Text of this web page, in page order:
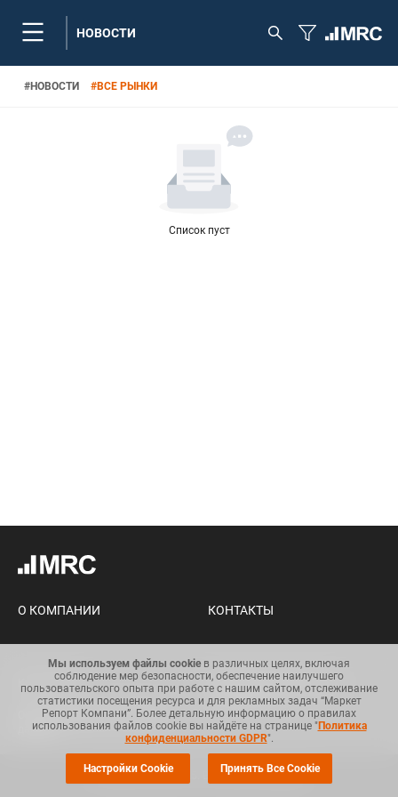
НОВОСТИ
#НОВОСТИ #ВСЕ РЫНКИ
Список пуст
О КОМПАНИИ КОНТАКТЫ
Карта сайта
Условия использования
информации
Общий регламент по защите
данных
© Copyright 2008-2025. Все права защищены.
Мы используем файлы cookie в различных целях, включая
соблюдение мер безопасности, обеспечение наилучшего
пользовательского опыта при работе с нашим сайтом, отслеживание
статистики посещения ресурса и для рекламных задач “Маркет
Репорт Компани”. Более детальную информацию о правилах
использования файлов cookie вы найдёте на странице " Политика
конфиденциальности GDPR".
Настройки Cookie Принять Все Cookie